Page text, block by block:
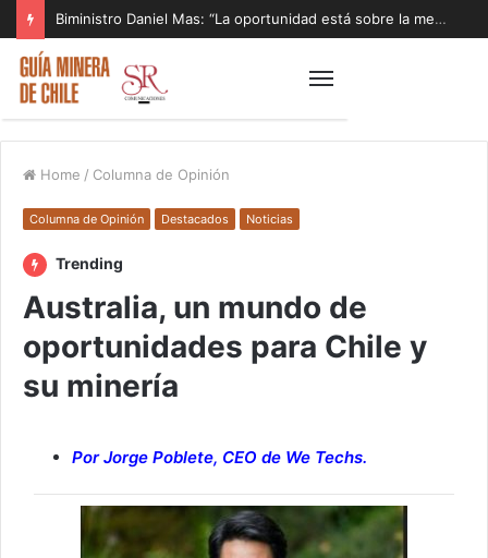
Biministro Daniel Mas: “La oportunidad está sobre la mesa y tenemos que aprovecharla”
Home / Columna de Opinión
Columna de Opinión Destacados Noticias
Trending
Australia, un mundo de
oportunidades para Chile y
su minería
Por Jorge Poblete, CEO de We Techs.